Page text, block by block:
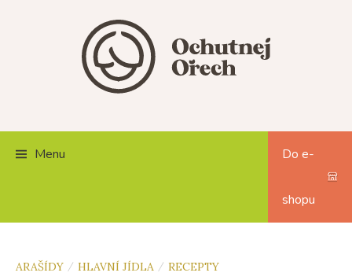
Menu Do e-
shopu
ARAŠÍDY / HLAVNÍ JÍDLA / RECEPTY